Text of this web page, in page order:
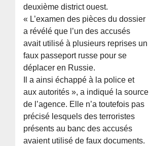
deuxième district ouest.
« L’examen des pièces du dossier
a révélé que l’un des accusés
avait utilisé à plusieurs reprises un
faux passeport russe pour se
déplacer en Russie.
Il a ainsi échappé à la police et
aux autorités », a indiqué la source
de l’agence. Elle n’a toutefois pas
précisé lesquels des terroristes
présents au banc des accusés
avaient utilisé de faux documents.